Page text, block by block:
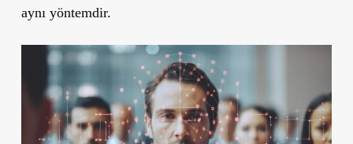
aynı yöntemdir.